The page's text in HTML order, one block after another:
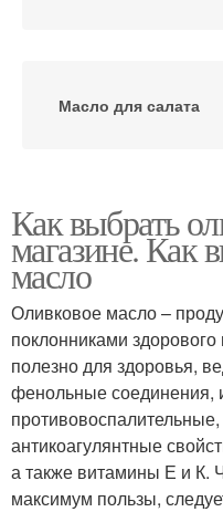
Масло для салата
Как выбрать
магазине. Как
масло
Оливковое масло –
поклонниками
полезно для здоровья,
фенольные
антикоагулянтные
а также витамины Е и К.
максимум пользы,